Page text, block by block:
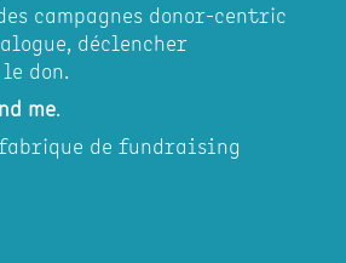
campagnes donor-centric
déclencher
don.
me.
fabrique de fundraising